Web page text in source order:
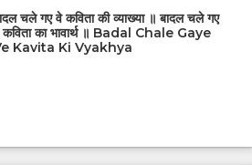
चले गए वे कविता की व्याख्या ॥ बादल चले गए
कविता का भावार्थ ॥ Badal Chale Gaye
Kavita Ki Vyakhya